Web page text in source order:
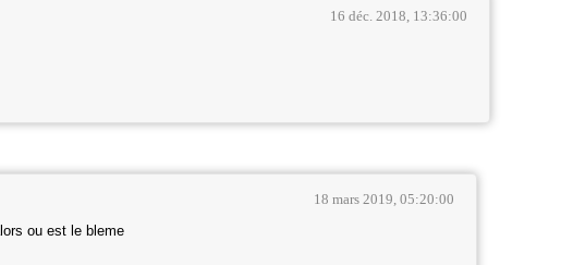
16 déc. 2018, 13:36:00
18 mars 2019, 05:20:00
ou est le bleme